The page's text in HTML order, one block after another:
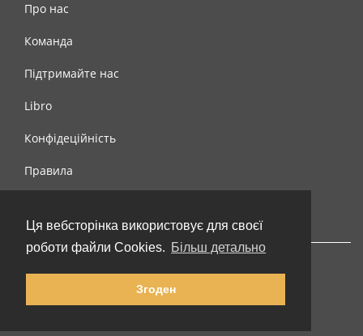
Ця вебсторінка використовує для своєї
роботи файли Cookies. Більш детально
Згоден
Про нас
Команда
Підтримайте нас
Libro
Конфідеційність
Правила
© 2002-2026 lernu.net |Impressum